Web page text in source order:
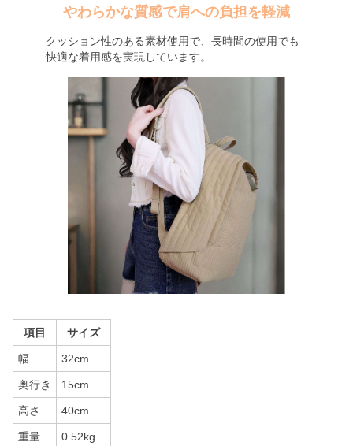
やわらかな質感で肩への負担を軽減
クッション性のある素材使用で、長時間の使用でも
快適な着用感を実現しています。
項目 サイズ
幅 32cm
奥行き 15cm
高さ 40cm
重量 0.52kg